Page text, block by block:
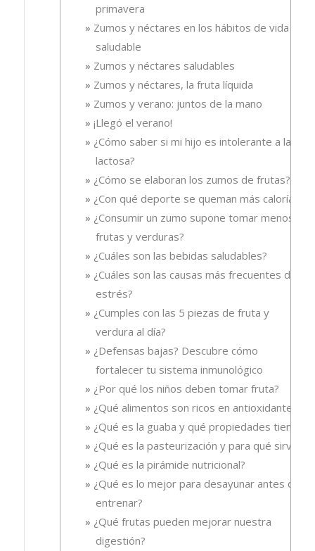
primavera
Zumos y néctares en los hábitos de vida
saludable
Zumos y néctares saludables
Zumos y néctares, la fruta líquida
Zumos y verano: juntos de la mano
¡Llegó el verano!
¿Cómo saber si mi hijo es intolerante a la
lactosa?
¿Cómo se elaboran los zumos de frutas?
¿Con qué deporte se queman más calorías?
¿Consumir un zumo supone tomar menos
frutas y verduras?
¿Cuáles son las bebidas saludables?
¿Cuáles son las causas más frecuentes del
estrés?
¿Cumples con las 5 piezas de fruta y
verdura al día?
¿Defensas bajas? Descubre cómo
fortalecer tu sistema inmunológico
¿Por qué los niños deben tomar fruta?
¿Qué alimentos son ricos en antioxidantes?
¿Qué es la guaba y qué propiedades tiene?
¿Qué es la pasteurización y para qué sirve?
¿Qué es la pirámide nutricional?
¿Qué es lo mejor para desayunar antes de
entrenar?
¿Qué frutas pueden mejorar nuestra
digestión?